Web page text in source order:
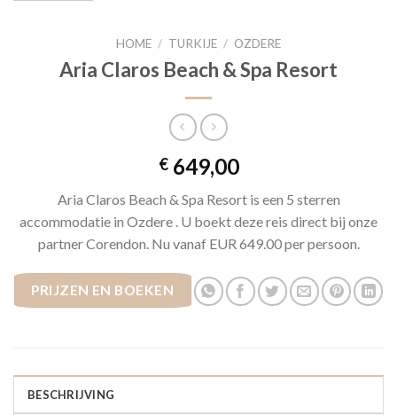
HOME / TURKIJE / OZDERE
Aria Claros Beach & Spa Resort
€649,00
Aria Claros Beach & Spa Resort is een 5 sterren
accommodatie in Ozdere . U boekt deze reis direct bij onze
partner Corendon. Nu vanaf EUR 649.00 per persoon.
PRIJZEN EN BOEKEN
BESCHRIJVING